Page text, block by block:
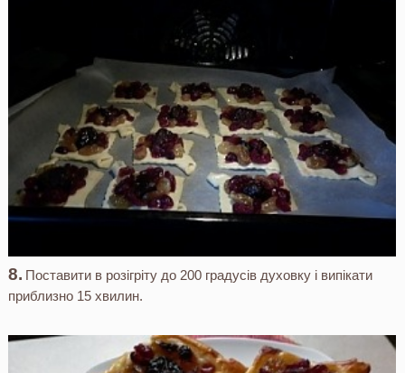
Поставити в розігріту до 200 градусів духовку і випікати
приблизно 15 хвилин.